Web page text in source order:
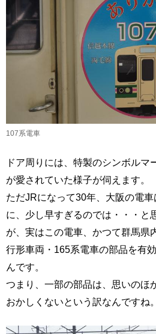
107系電車
ドア周りには、特製のシンボルマ
が愛されていた様子が伺えます。
ただJRになって30年、大阪の電
に、少し早すぎるのでは・・・と
が、実はこの電車、かつて群馬県
行形車両・165系電車の部品を有
んです。
つまり、一部の部品は、思いのほ
おかしくないという訳なんですね。